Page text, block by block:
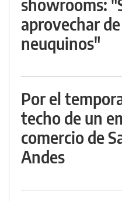
showrooms:
aprovechar
neuquinos"
Por el
techo de un
comercio de
Andes